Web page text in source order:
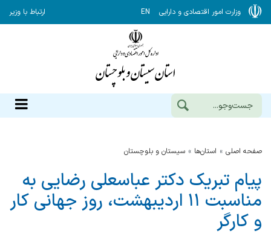
وزارت امور اقتصادی و دارایی EN ارتباط با وزیر
صفحه اصلی استان‌ها سيستان و بلوچستان
پیام تبریک دکتر عباسعلی رضایی به
مناسبت ۱۱ اردیبهشت، روز جهانی کار
و کارگر